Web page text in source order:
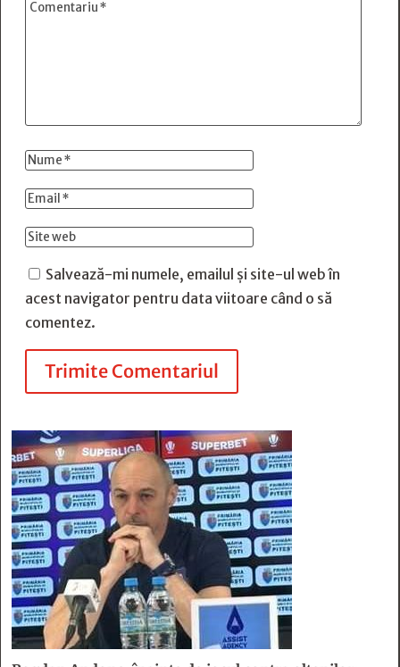
Salvează-mi numele, emailul și site-ul web în
acest navigator pentru data viitoare când o să
comentez.
Trimite Comentariul